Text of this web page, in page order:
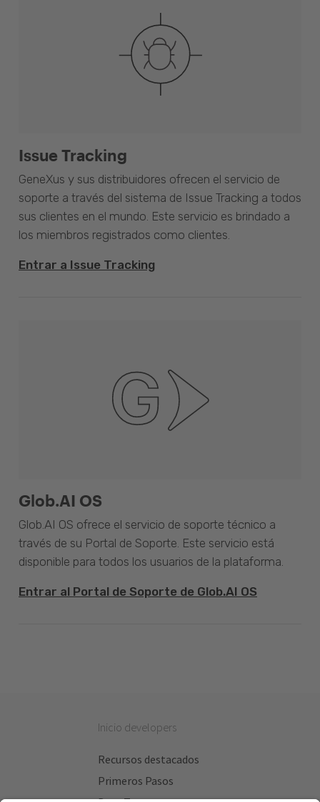
Issue Tracking
GeneXus y sus distribuidores ofrecen el servicio de
soporte a través del sistema de Issue Tracking a todos
sus clientes en el mundo. Este servicio es brindado a
los miembros registrados como clientes.
Entrar a Issue Tracking
Glob.AI OS
Glob.AI OS ofrece el servicio de soporte técnico a
través de su Portal de Soporte. Este servicio está
disponible para todos los usuarios de la plataforma.
Entrar al Portal de Soporte de Glob.AI OS
Inicio developers
Recursos destacados
Primeros Pasos